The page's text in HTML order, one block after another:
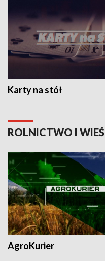
Karty na stół
ROLNICTWO I WIEŚ
AgroKurier